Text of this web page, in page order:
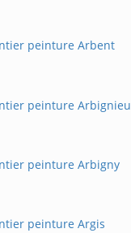
peinture Arbent
peinture Arbignieu
peinture Arbigny
peinture Argis